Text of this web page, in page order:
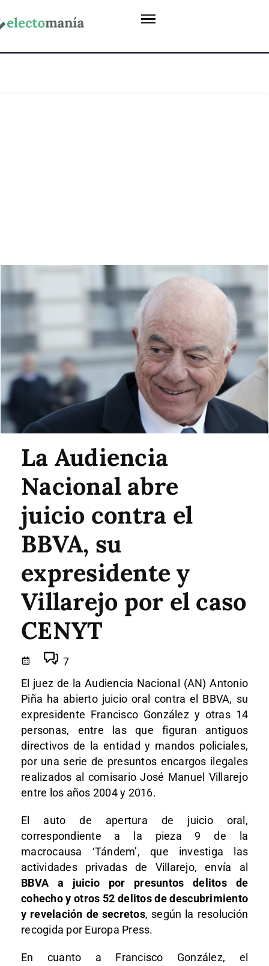
La Audiencia
Nacional abre
juicio contra el
BBVA, su
expresidente y
Villarejo por el caso
CENYT
7
El juez de la Audiencia Nacional (AN) Antonio
Piña ha abierto juicio oral contra el BBVA, su
expresidente Francisco González y otras 14
personas, entre las que figuran antiguos
directivos de la entidad y mandos policiales,
por una serie de presuntos encargos ilegales
realizados al comisario José Manuel Villarejo
entre los años 2004 y 2016.
El auto de apertura de juicio oral,
correspondiente a la pieza 9 de la
macrocausa ‘Tándem’, que investiga las
actividades privadas de Villarejo, envía al
BBVA a juicio por presuntos delitos de
cohecho y otros 52 delitos de descubrimiento
y revelación de secretos, según la resolución
recogida por Europa Press.
En cuanto a Francisco González, el